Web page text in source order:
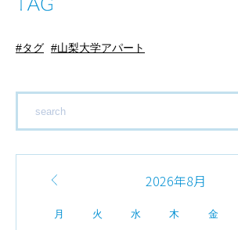
タグ 山梨大学アパート
2026年8月
月 火 水 木 金